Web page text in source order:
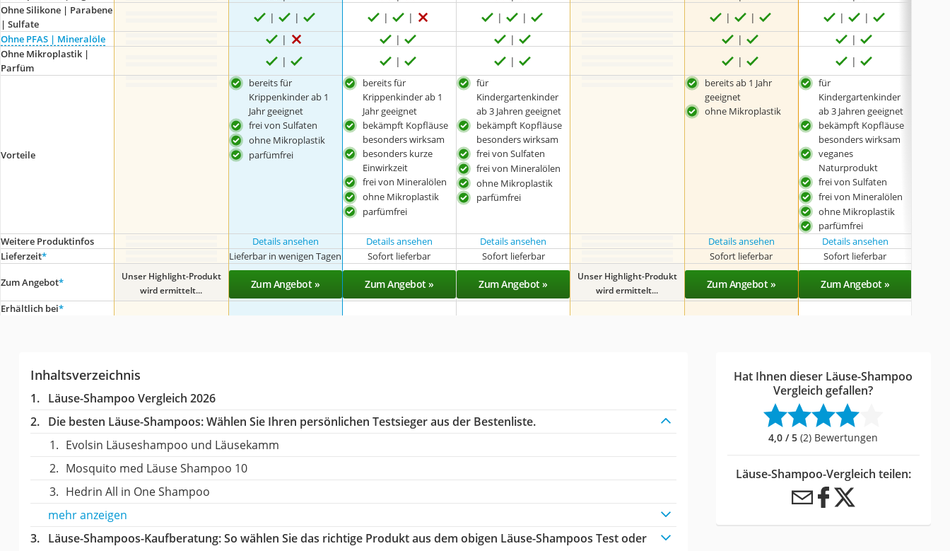
Ohne Silikone | Parabene
| Sulfate
Ohne PFAS | Mineralöle
Ohne Mikroplastik |
Parfüm
Vorteile
bereits für
Krippenkinder ab 1
Jahr geeignet
frei von Sulfaten
ohne Mikroplastik
parfümfrei
bereits für
Krippenkinder ab 1
Jahr geeignet
bekämpft Kopfläuse
besonders wirksam
besonders kurze
Einwirkzeit
frei von Mineralölen
ohne Mikroplastik
parfümfrei
für
Kindergartenkinder
ab 3 Jahren geeignet
bekämpft Kopfläuse
besonders wirksam
frei von Sulfaten
frei von Mineralölen
ohne Mikroplastik
parfümfrei
bereits ab 1 Jahr
geeignet
ohne Mikroplastik
für
Kindergartenkinder
ab 3 Jahren geeignet
bekämpft Kopfläuse
besonders wirksam
veganes
Naturprodukt
frei von Sulfaten
frei von Mineralölen
ohne Mikroplastik
parfümfrei
Weitere Produktinfos Details ansehen Details ansehen Details ansehen Details ansehen Details ansehen
Lieferzeit* Lieferbar in wenigen Tagen Sofort lieferbar Sofort lieferbar Sofort lieferbar Sofort lieferbar
Zum Angebot*
Unser Highlight-Produkt
wird ermittelt...
Zum Angebot » Zum Angebot » Zum Angebot »
Unser Highlight-Produkt
wird ermittelt...
Zum Angebot » Zum Angebot »
Erhältlich bei*
Inhaltsverzeichnis
Läuse-Shampoo Vergleich 2026
Die besten Läuse-Shampoos:Wählen Sie Ihren persönlichen Testsieger aus der Bestenliste.
Evolsin Läuseshampoo und Läusekamm
Mosquito med Läuse Shampoo 10
Hedrin All in One Shampoo
mehr anzeigen
Läuse-Shampoos-Kaufberatung: So wählen Sie das richtige Produkt aus dem obigen Läuse-Shampoos Test oder
Hat Ihnen dieser Läuse-Shampoo
Vergleich gefallen?
4,0 / 5 (2) Bewertungen
Läuse-Shampoo-Vergleich teilen: